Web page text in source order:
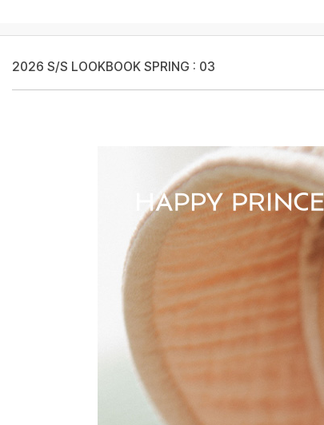
2026 S/S LOOKBOOK SPRING : 03